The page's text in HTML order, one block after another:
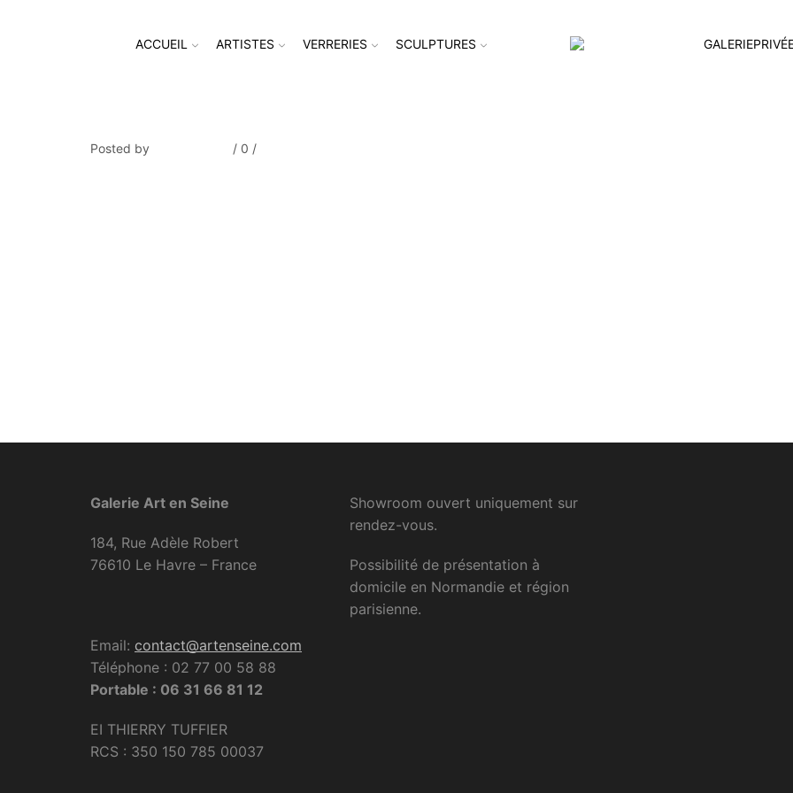
ACCUEIL ARTISTES VERRERIES SCULPTURES
Posted by / 0 /
Galerie Art en Seine
184, Rue Adèle Robert
76610 Le Havre – France
Email: contact@artenseine.com
Téléphone : 02 77 00 58 88
Portable : 06 31 66 81 12
EI THIERRY TUFFIER
RCS : 350 150 785 00037
Showroom ouvert uniquement sur
rendez-vous.
Possibilité de présentation à
domicile en Normandie et région
parisienne.